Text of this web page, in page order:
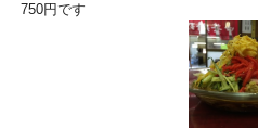
750円です